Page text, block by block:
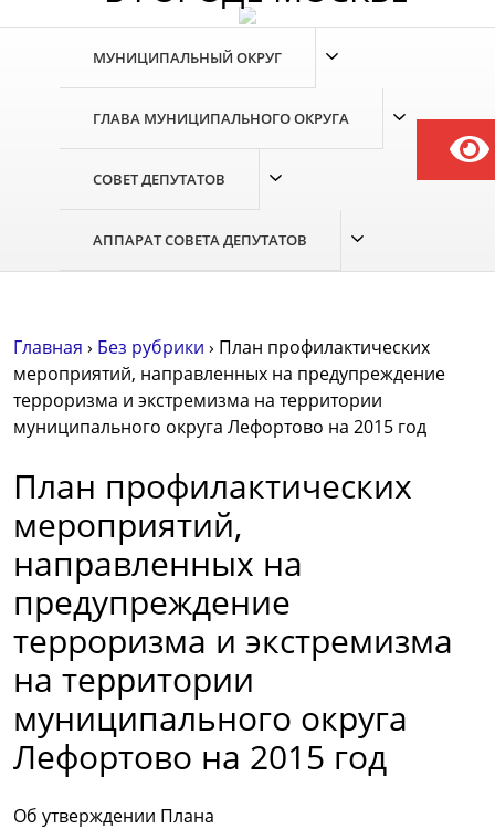
МУНИЦИПАЛЬНЫЙ ОКРУГ
ГЛАВА МУНИЦИПАЛЬНОГО ОКРУГА
СОВЕТ ДЕПУТАТОВ
АППАРАТ СОВЕТА ДЕПУТАТОВ
Главная › Без рубрики › План профилактических
мероприятий, направленных на предупреждение
терроризма и экстремизма на территории
муниципального округа Лефортово на 2015 год
План профилактических
мероприятий,
направленных на
предупреждение
терроризма и экстремизма
на территории
муниципального округа
Лефортово на 2015 год
Об утверждении Плана